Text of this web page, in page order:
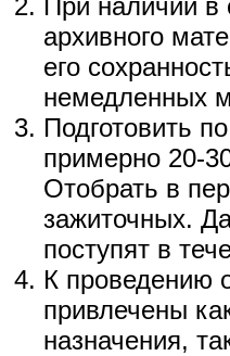
При наличии в
архивного
его
немедленных
Подготовить
примерно 20-
Отобрать в
зажиточных.
поступят в
К проведению
привлечены
назначения,